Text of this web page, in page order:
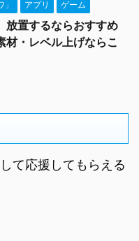
アプリ ゲーム
放置するならおすすめ
材・レベル上げならこ
て応援してもらえる